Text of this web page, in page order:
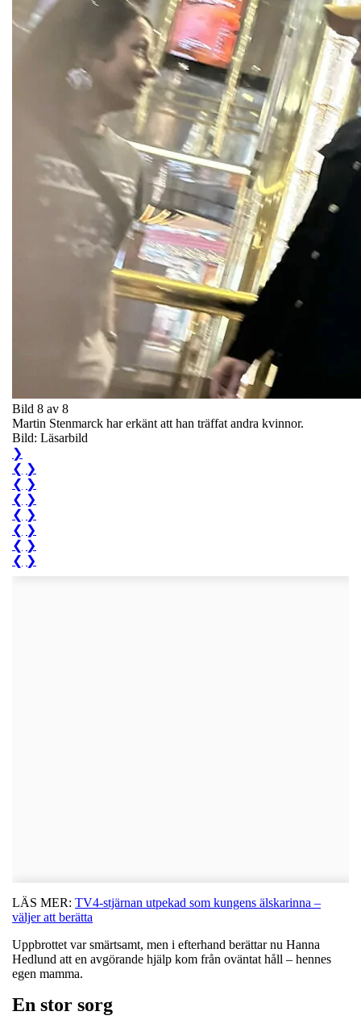
Bild 8 av 8
Martin Stenmarck har erkänt att han träffat andra kvinnor.
Bild: Läsarbild
❯
❮ ❯
❮ ❯
❮ ❯
❮ ❯
❮ ❯
❮ ❯
❮ ❯
LÄS MER: TV4-stjärnan utpekad som kungens älskarinna –
väljer att berätta
Uppbrottet var smärtsamt, men i efterhand berättar nu Hanna
Hedlund att en avgörande hjälp kom från oväntat håll – hennes
egen mamma.
En stor sorg